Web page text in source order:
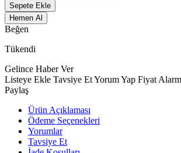
Sepete Ekle
Hemen Al
Beğen
Tükendi
Gelince Haber Ver
Listeye Ekle Tavsiye EtYorum Yap Fiyat
Paylaş
Ürün Açıklaması
Ödeme Seçenekleri
Yorumlar
Tavsiye Et